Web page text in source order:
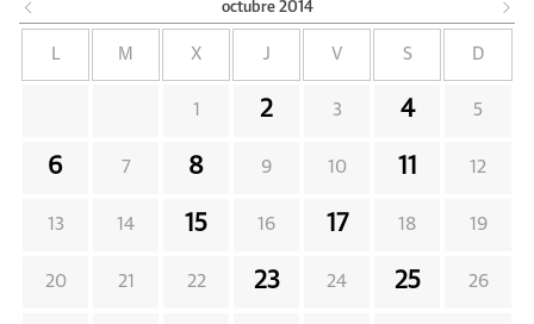
octubre 2014
L M X J V S D
1 2 3 4 5
6 7 8 9 10 11 12
13 14 15 16 17 18 19
20 21 22 23 24 25 26